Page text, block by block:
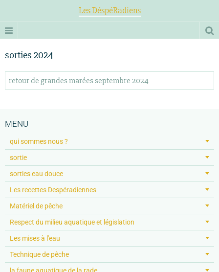
Les DéspéRadiens
sorties 2024
retour de grandes marées septembre 2024
MENU
qui sommes nous ?
sortie
sorties eau douce
Les recettes Despéradiennes
Matériel de pêche
Respect du milieu aquatique et législation
Les mises à l'eau
Technique de pêche